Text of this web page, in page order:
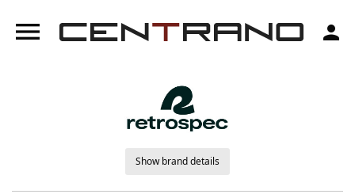
menu person
Show brand details